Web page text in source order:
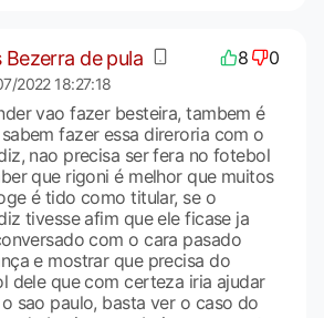
Bezerra de pula 8 0
2022 18:27:18
vao fazer besteira, tambem é
fazer essa direroria com o
nao precisa ser fera no fotebol
que rigoni é melhor que muitos
é tido como titular, se o
tivesse afim que ele ficase ja
com o cara pasado
e mostrar que precisa do
dele que com certeza iria ajudar
sao paulo, basta ver o caso do